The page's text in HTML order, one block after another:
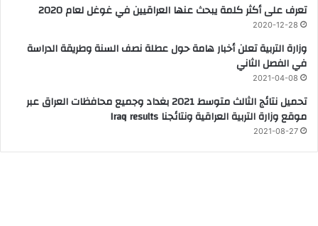
تعرف على أكثر كلمة يبحث عنها العراقيين في غوغل لعام 2020
2020-12-28
وزارة التربية تعلن أخبار هامة حول عطلة نصف السنة وطريقة الدراسة
في الفصل الثاني
2021-04-08
تحميل نتائج الثالث متوسط 2021 بغداد وجميع محافظات العراق عبر
موقع وزارة التربية العراقية ونتائجنا Iraq results
2021-08-27